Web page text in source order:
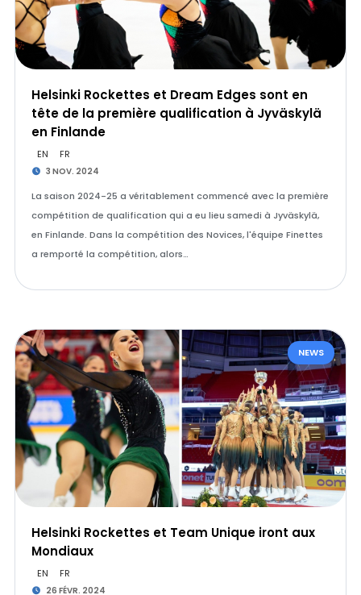
Helsinki Rockettes et Dream Edges sont en
tête de la première qualification à Jyväskylä
en Finlande
EN FR
3 NOV. 2024
La saison 2024-25 a véritablement commencé avec la première
compétition de qualification qui a eu lieu samedi à Jyväskylä,
en Finlande. Dans la compétition des Novices, l'équipe Finettes
a remporté la compétition, alors…
NEWS
Helsinki Rockettes et Team Unique iront aux
Mondiaux
EN FR
26 FÉVR. 2024